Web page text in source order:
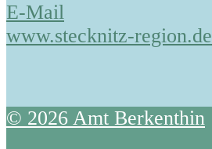
E-Mail
www.stecknitz-region.de
© 2026 Amt Berkenthin